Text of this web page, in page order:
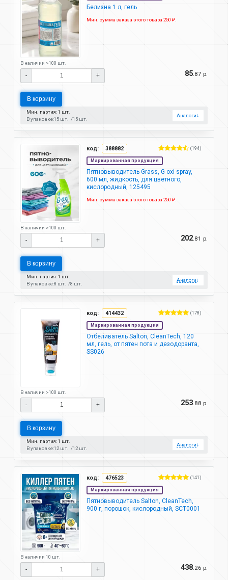
Белизна 1 л, гель
Мин. сумма заказа этого товара 250 ₽.
В наличии >100 шт.
- + 85 .87 р.
В корзину
Мин. партия: 1 шт.
В упаковке:15 шт. 15 шт.
Аналоги↓
код: 388882 (194)
Маркированная продукция
Пятновыводитель Grass, G-oxi spray,
600 мл, жидкость, для цветного,
кислородный, 125495
Мин. сумма заказа этого товара 250 ₽.
В наличии >100 шт.
- + 202 .81 р.
В корзину
Мин. партия: 1 шт.
В упаковке:8 шт. 8 шт.
Аналоги↓
код: 414432 (178)
Маркированная продукция
Отбеливатель Salton, CleanTech, 120
мл, гель, от пятен пота и дезодоранта,
SS026
В наличии >100 шт.
- + 253 .88 р.
В корзину
Мин. партия: 1 шт.
В упаковке:12 шт. 12 шт.
Аналоги↓
код: 476523 (141)
Маркированная продукция
Пятновыводитель Salton, CleanTech,
900 г, порошок, кислородный, SCT0001
В наличии 10 шт.
- + 438 .26 р.